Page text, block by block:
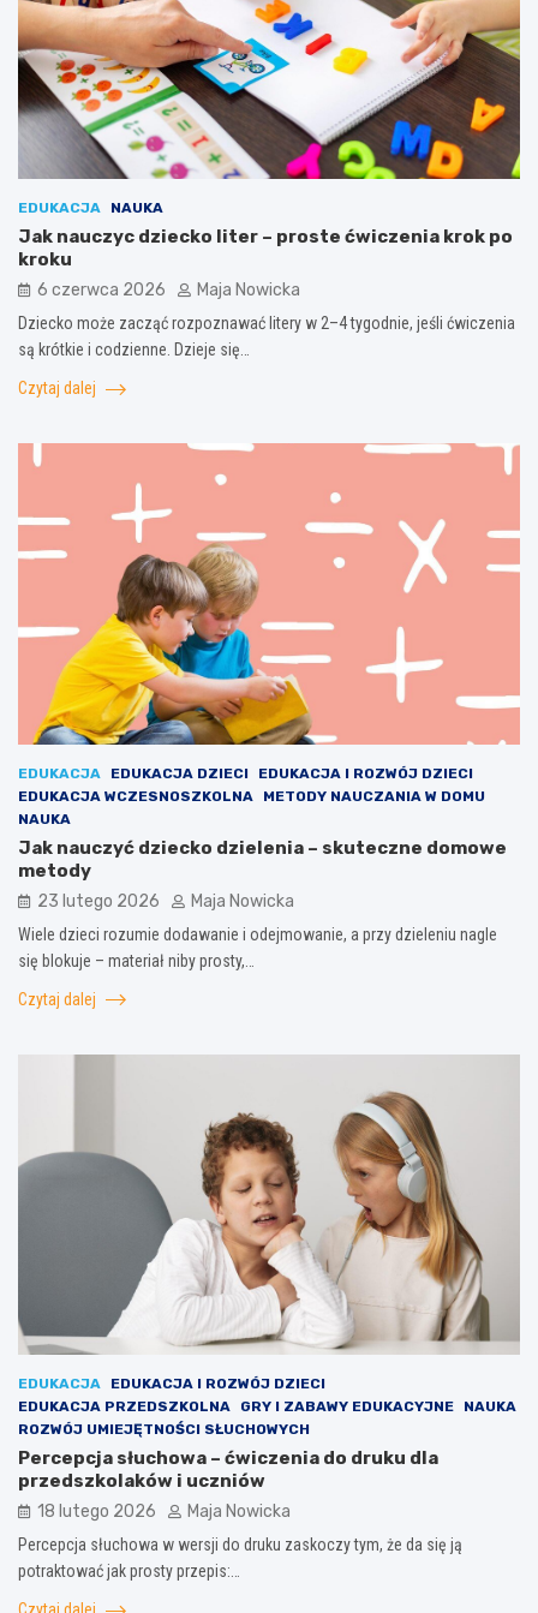
EDUKACJA NAUKA
Jak nauczyc dziecko liter – proste ćwiczenia krok po
kroku
6 czerwca 2026 Maja Nowicka
Dziecko może zacząć rozpoznawać litery w 2–4 tygodnie, jeśli ćwiczenia
są krótkie i codzienne. Dzieje się…
Czytaj dalej
EDUKACJA EDUKACJA DZIECI
EDUKACJA I ROZWÓJ DZIECI
EDUKACJA WCZESNOSZKOLNA
METODY NAUCZANIA W DOMU
NAUKA
Jak nauczyć dziecko dzielenia – skuteczne domowe
metody
23 lutego 2026 Maja Nowicka
Wiele dzieci rozumie dodawanie i odejmowanie, a przy dzieleniu nagle
się blokuje – materiał niby prosty,…
Czytaj dalej
EDUKACJA
EDUKACJA I ROZWÓJ DZIECI
EDUKACJA PRZEDSZKOLNA
GRY I ZABAWY EDUKACYJNE
NAUKA
ROZWÓJ UMIEJĘTNOŚCI SŁUCHOWYCH
Percepcja słuchowa – ćwiczenia do druku dla
przedszkolaków i uczniów
18 lutego 2026 Maja Nowicka
Percepcja słuchowa w wersji do druku zaskoczy tym, że da się ją
potraktować jak prosty przepis:…